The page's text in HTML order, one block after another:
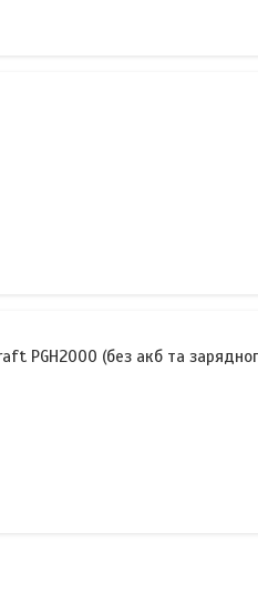
PGH2000 (без акб та